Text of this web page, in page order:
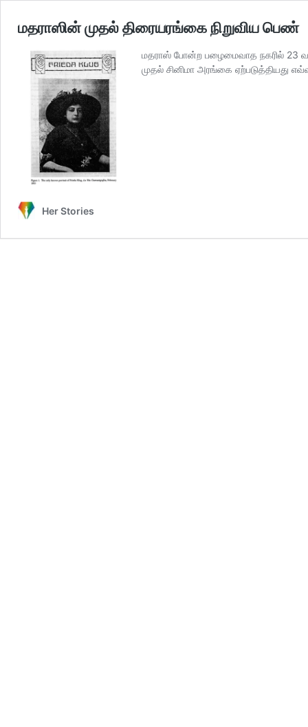
மதராஸின் முதல் திரையரங்கை நிறுவிய பெண்
மதராஸ் போன்ற பழைமைவாத நகரில் 23
முதல் சினிமா அரங்கை ஏற்படுத்தியது
Her Stories